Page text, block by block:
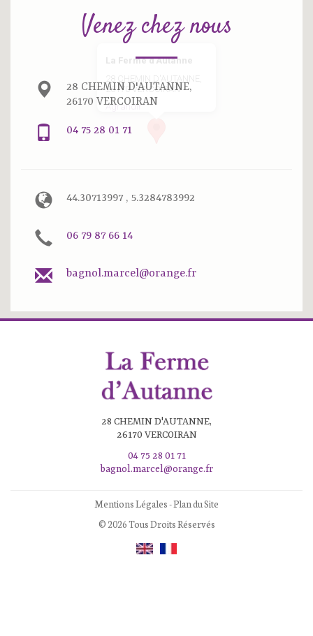
La Ferme d’Autanne
28 CHEMIN D'AUTANNE,
26170 VERCOIRAN
Agrandir
Venez chez nous
28 CHEMIN D'AUTANNE,
26170 VERCOIRAN
04 75 28 01 71
44.30713997 , 5.3284783992
06 79 87 66 14
bagnol.marcel@orange.fr
28 CHEMIN D'AUTANNE,
26170 VERCOIRAN
04 75 28 01 71
bagnol.marcel@orange.fr
Mentions Légales-Plan du Site
© 2026 Tous Droits Réservés